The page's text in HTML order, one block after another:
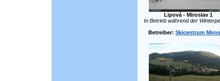
Lipová - Miroslav 1
In Betrieb während der
Betreiber: Skicentrum